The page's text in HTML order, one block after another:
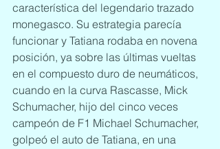
característica del legendario trazado
monegasco. Su estrategia parecía
funcionar y Tatiana rodaba en novena
posición, ya sobre las últimas vueltas
en el compuesto duro de neumáticos,
cuando en la curva Rascasse, Mick
Schumacher, hijo del cinco veces
campeón de F1 Michael Schumacher,
golpeó el auto de Tatiana, en una